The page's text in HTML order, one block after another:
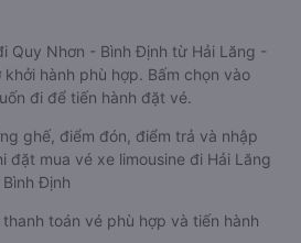
Quy Nhơn - Bình Định từ Hải Lăng -
khởi hành phù hợp. Bấm chọn vào
đi để tiến hành đặt vé.
ghế, điểm đón, điểm trả và nhập
đặt mua vé xe limousine đi Hải Lăng
Định
toán vé phù hợp và tiến hành